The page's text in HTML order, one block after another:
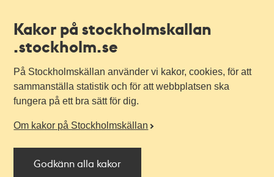
Kakor på stockholmskallan
.stockholm.se
På Stockholmskällan använder vi kakor, cookies, för att
sammanställa statistik och för att webbplatsen ska
fungera på ett bra sätt för dig.
Om kakor på Stockholmskällan
Godkänn alla kakor